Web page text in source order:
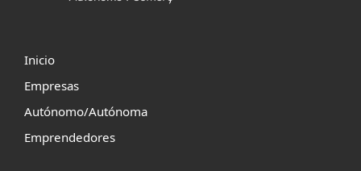
Inicio
Empresas
Autónomo/Autónoma
Emprendedores